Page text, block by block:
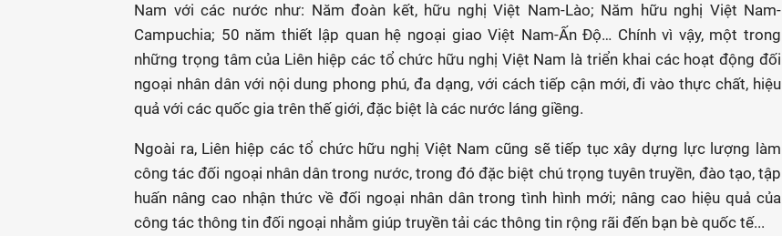
Nam với các nước như: Năm đoàn kết, hữu nghị Việt Nam-Lào; Năm hữu nghị Việt Nam-
Campuchia; 50 năm thiết lập quan hệ ngoại giao Việt Nam-Ấn Độ… Chính vì vậy, một trong
những trọng tâm của Liên hiệp các tổ chức hữu nghị Việt Nam là triển khai các hoạt động đối
ngoại nhân dân với nội dung phong phú, đa dạng, với cách tiếp cận mới, đi vào thực chất, hiệu
quả với các quốc gia trên thế giới, đặc biệt là các nước láng giềng.
Ngoài ra, Liên hiệp các tổ chức hữu nghị Việt Nam cũng sẽ tiếp tục xây dựng lực lượng làm
công tác đối ngoại nhân dân trong nước, trong đó đặc biệt chú trọng tuyên truyền, đào tạo, tập
huấn nâng cao nhận thức về đối ngoại nhân dân trong tình hình mới; nâng cao hiệu quả của
công tác thông tin đối ngoại nhằm giúp truyền tải các thông tin rộng rãi đến bạn bè quốc tế...